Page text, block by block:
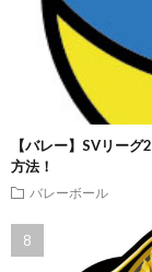
【バレー】SVリー
方法！
バレーボール